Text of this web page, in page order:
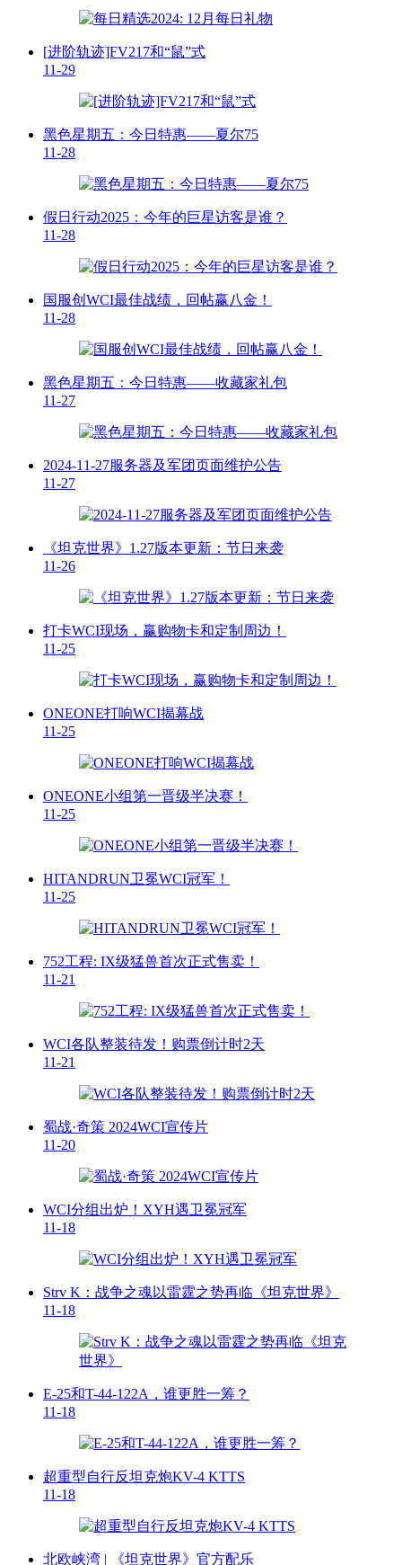
[进阶轨迹]FV217和“鼠”式
11-29
黑色星期五：今日特惠——夏尔75
11-28
假日行动2025：今年的巨星访客是谁？
11-28
国服创WCI最佳战绩，回帖赢八金！
11-28
黑色星期五：今日特惠——收藏家礼包
11-27
2024-11-27服务器及军团页面维护公告
11-27
《坦克世界》1.27版本更新：节日来袭
11-26
打卡WCI现场，赢购物卡和定制周边！
11-25
ONEONE打响WCI揭幕战
11-25
ONEONE小组第一晋级半决赛！
11-25
HITANDRUN卫冕WCI冠军！
11-25
752工程: IX级猛兽首次正式售卖！
11-21
WCI各队整装待发！购票倒计时2天
11-21
蜀战·奇策 2024WCI宣传片
11-20
WCI分组出炉！XYH遇卫冕冠军
11-18
Strv K：战争之魂以雷霆之势再临《坦克世界》
11-18
E-25和T-44-122A，谁更胜一筹？
11-18
超重型自行反坦克炮KV-4 KTTS
11-18
北欧峡湾 | 《坦克世界》官方配乐